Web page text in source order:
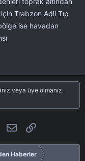
Trabzon Adli Tıp
bölge ise havadan
veya üye olmanız
WhatsAppE-posta
Haberler